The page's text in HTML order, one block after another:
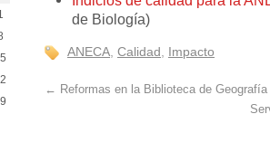
de Biología)
ANECA, Calidad, Impacto
← Reformas en la Biblioteca de